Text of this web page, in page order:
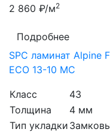
2 860 ₽/м2
Подробнее
SPC ламинат Alpine
ЕСО 13-10 MC
Класс
43
Толщина
4 мм
Тип укладки